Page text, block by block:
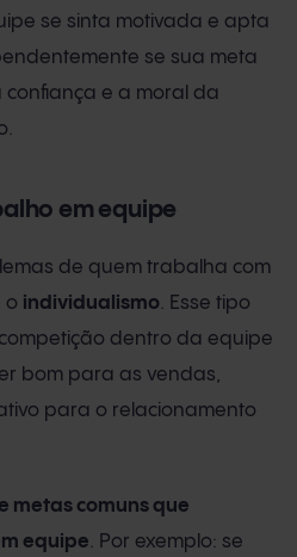
se sinta motivada e apta
se sua meta
confiança e a moral da
em equipe
de quem trabalha com
o individualismo. Esse tipo
dentro da equipe
bom para as vendas,
para o relacionamento
metas comuns que
equipe. Por exemplo: se